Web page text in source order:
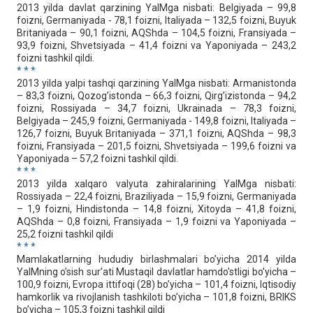
2013 yilda davlat qarzining YaIMga nisbati: Belgiyada – 99,8
foizni, Germaniyada - 78,1 foizni, Italiyada – 132,5 foizni, Buyuk
Britaniyada – 90,1 foizni, AQShda – 104,5 foizni, Fransiyada –
93,9 foizni, Shvetsiyada – 41,4 foizni va Yaponiyada – 243,2
foizni tashkil qildi.
* * *
2013 yilda yalpi tashqi qarzining YaIMga nisbati: Armanistonda
– 83,3 foizni, Qozog’istonda – 66,3 foizni, Qirg’izistonda – 94,2
foizni, Rossiyada – 34,7 foizni, Ukrainada – 78,3 foizni,
Belgiyada – 245,9 foizni, Germaniyada - 149,8 foizni, Italiyada –
126,7 foizni, Buyuk Britaniyada – 371,1 foizni, AQShda – 98,3
foizni, Fransiyada – 201,5 foizni, Shvetsiyada – 199,6 foizni va
Yaponiyada – 57,2 foizni tashkil qildi.
* * *
2013 yilda xalqaro valyuta zahiralarining YaIMga nisbati:
Rossiyada – 22,4 foizni, Braziliyada – 15,9 foizni, Germaniyada
– 1,9 foizni, Hindistonda – 14,8 foizni, Xitoyda – 41,8 foizni,
AQShda – 0,8 foizni, Fransiyada – 1,9 foizni va Yaponiyada –
25,2 foizni tashkil qildi
* * *
Mamlakatlarning hududiy birlashmalari bo’yicha 2014 yilda
YaIMning o’sish sur’ati Mustaqil davlatlar hamdo'stligi bo’yicha –
100,9 foizni, Evropa ittifoqi (28) bo’yicha – 101,4 foizni, Iqtisodiy
hamkorlik va rivojlanish tashkiloti bo’yicha – 101,8 foizni, BRIKS
bo’yicha – 105,3 foizni tashkil qildi